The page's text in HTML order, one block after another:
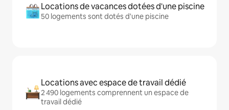
Locations de vacances dotées d'une piscine
50 logements sont dotés d'une piscine
Locations avec espace de travail dédié
2 490 logements comprennent un espace de
travail dédié